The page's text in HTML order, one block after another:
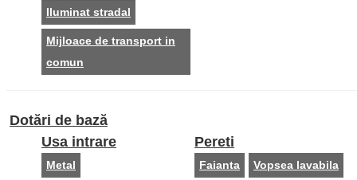
Iluminat stradal
Mijloace de transport in
comun
Dotări de bază
Usa intrare
Metal
Pereti
Faianta Vopsea lavabila